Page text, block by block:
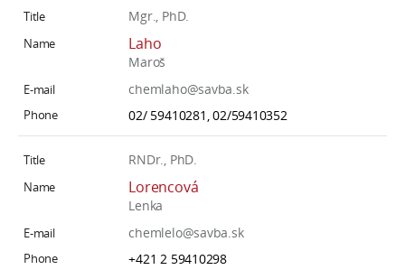
Mgr., PhD.
Laho
Maroš
chemlaho@savba.sk
02/ 59410281, 02/59410352
RNDr., PhD.
Lorencová
Lenka
chemlelo@savba.sk
+421 2 59410298